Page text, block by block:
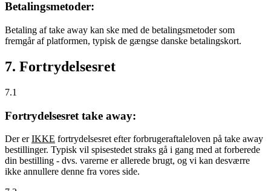
Betalingsmetoder:
Betaling af take away kan ske med de betalingsmetoder som
fremgår af platformen, typisk de gængse danske betalingskort.
7. Fortrydelsesret
7.1
Fortrydelsesret take away:
Der erIKKE fortrydelsesret efter forbrugeraftaleloven på take away
bestillinger. Typisk vil spisestedet straks gå i gang med at forberede
din bestilling - dvs. varerne er allerede brugt, og vi kan desværre
ikke annullere denne fra vores side.